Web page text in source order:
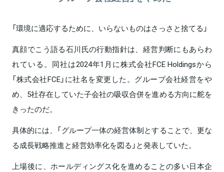
「環境に適応するために、いらないものはさっさと捨てる」
真顔でこう語る石川氏の行動指針は、経営判断にもあらわ
れている。同社は2024年1月に株式会社FCE Holdingsから
「株式会社FCE」に社名を変更した。グループ会社経営をや
め、5社存在していた子会社の吸収合併を進める方向に舵を
きったのだ。
具体的には、「グループ一体の経営体制とすることで、更な
る成長戦略推進と経営効率化を図る」と発表していた。
上場後に、ホールディングス化を進めることの多い日本企